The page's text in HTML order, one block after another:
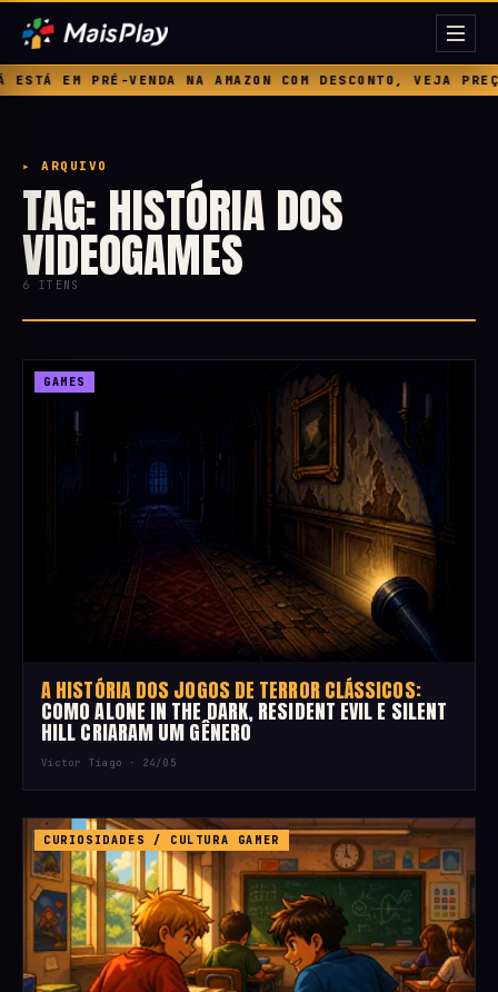
VENDA NA AMAZON COM DESCONTO, VEJA PREÇO,
▸ ARQUIVO
TAG: HISTÓRIA DOS
VIDEOGAMES
6 ITENS
GAMES
A HISTÓRIA DOS JOGOS DE TERROR CLÁSSICOS:
COMO ALONE IN THE DARK, RESIDENT EVIL E SILENT
HILL CRIARAM UM GÊNERO
Victor Tiago · 24/05
CURIOSIDADES / CULTURA GAMER